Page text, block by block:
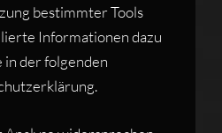
bestimmter Tools
Informationen dazu
in der folgenden